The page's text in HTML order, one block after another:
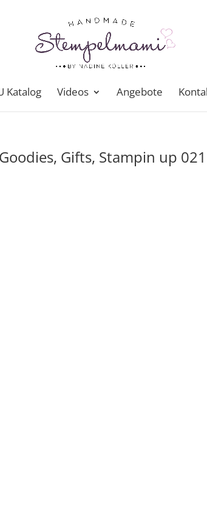
Katalog Videos Angebote
Gifts, Stampin up 021